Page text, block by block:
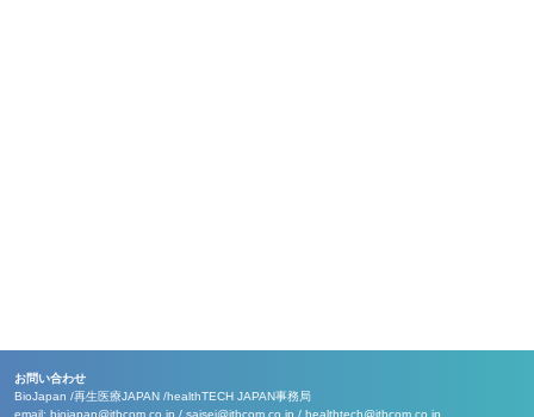
お問い合わせ
BioJapan /再生医療JAPAN /healthTECH JAPAN事務局
email: biojapan@jtbcom.co.jp / saisei@jtbcom.co.jp / healthtech@jtbcom.co.jp